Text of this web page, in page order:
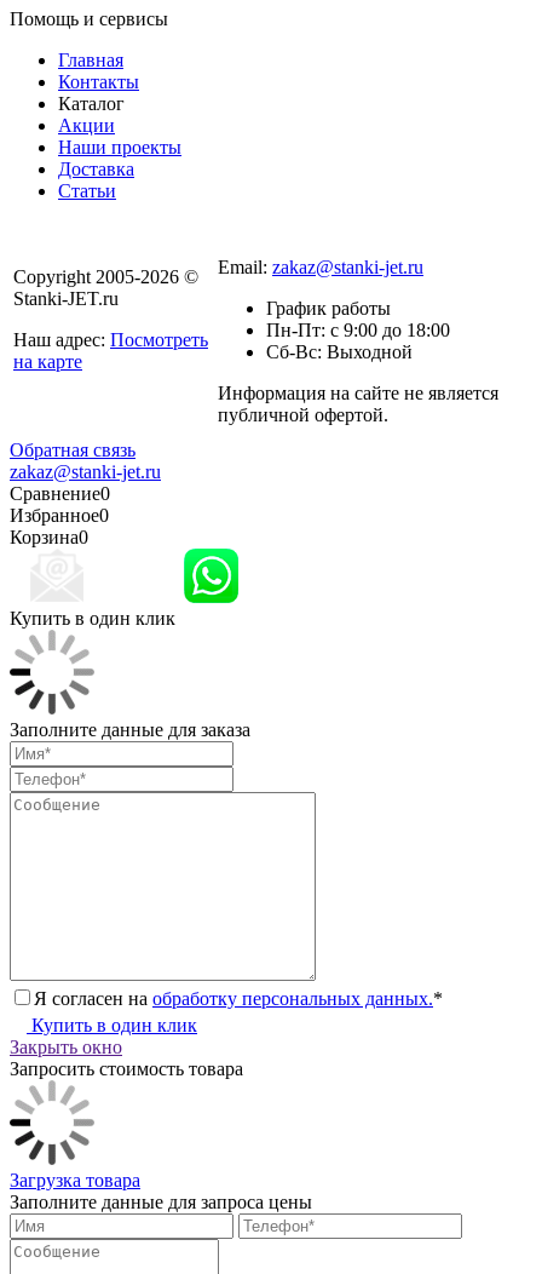
Помощь и сервисы
Главная
Контакты
Каталог
Акции
Наши проекты
Доставка
Статьи
Copyright 2005-2026 ©
Stanki-JET.ru
Наш адрес: Посмотреть
на карте
Email: zakaz@stanki-jet.ru
График работы
Пн-Пт: с 9:00 до 18:00
Сб-Вс: Выходной
Информация на сайте не является
публичной офертой.
Обратная связь
zakaz@stanki-jet.ru
Сравнение0
Избранное0
Корзина0
Купить в один клик
Заполните данные для заказа
Я согласен на обработку персональных данных.*
Купить в один клик
Закрыть окно
Запросить стоимость товара
Загрузка товара
Заполните данные для запроса цены